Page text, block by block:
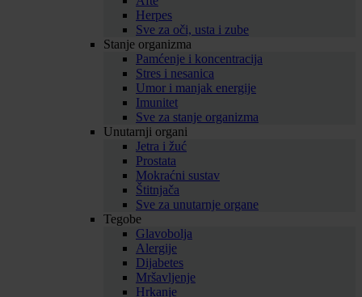
Herpes
Sve za oči, usta i zube
Stanje organizma
Pamćenje i koncentracija
Stres i nesanica
Umor i manjak energije
Imunitet
Sve za stanje organizma
Unutarnji organi
Jetra i žuć
Prostata
Mokraćni sustav
Štitnjača
Sve za unutarnje organe
Tegobe
Glavobolja
Alergije
Dijabetes
Mršavljenje
Hrkanje